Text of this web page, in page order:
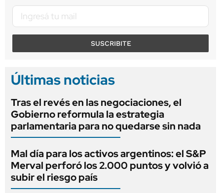
SUSCRIBITE
Últimas noticias
Tras el revés en las negociaciones, el
Gobierno reformula la estrategia
parlamentaria para no quedarse sin nada
Mal día para los activos argentinos: el S&P
Merval perforó los 2.000 puntos y volvió a
subir el riesgo país